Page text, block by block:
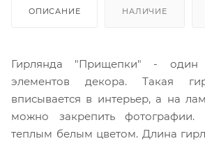
ОПИСАНИЕ НАЛИЧИЕ
Гирлянда "Прищепки" - один
элементов декора. Такая
вписывается в интерьер, а на
можно закрепить фотографии.
теплым белым цветом. Длина